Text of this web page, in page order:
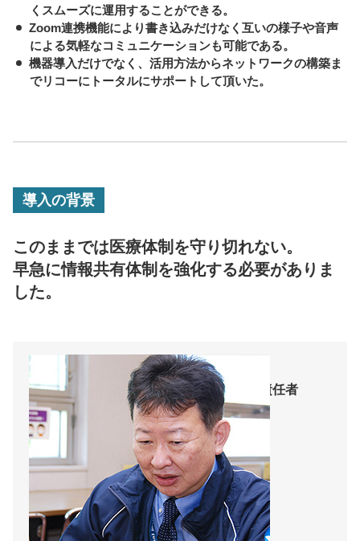
くスムーズに運用することができる。
Zoom連携機能により書き込みだけなく互いの様子や音声
による気軽なコミュニケーションも可能である。
機器導入だけでなく、活用方法からネットワークの構築ま
でリコーにトータルにサポートして頂いた。
導入の背景
このままでは医療体制を守り切れない。
早急に情報共有体制を強化する必要がありま
した。
新潟大学医学部 特任教授
災害医療教育センター 事業責任者
高橋 昌 様